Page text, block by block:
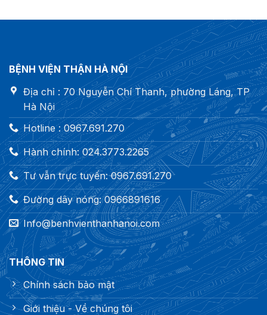
BỆNH VIỆN THẬN HÀ NỘI
Địa chỉ : 70 Nguyễn Chí Thanh, phường Láng, TP
Hà Nội
Hotline : 0967.691.270
Hành chính: 024.3773.2265
Tư vẫn trực tuyến: 0967.691.270
Đường dây nóng: 0966891616
Info@benhvienthanhanoi.com
THÔNG TIN
Chính sách bảo mật
Giới thiệu - Về chúng tôi